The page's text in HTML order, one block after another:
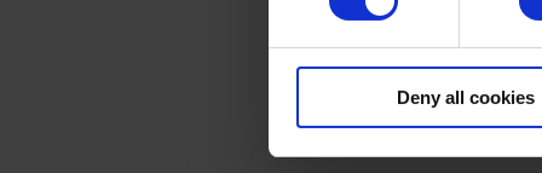
Deny all cookies